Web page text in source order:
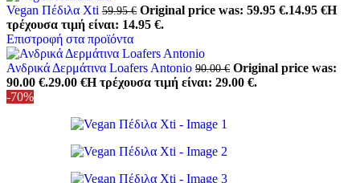
Vegan Πέδιλα Xti 59.95€ Original price was: 59.95 €.14.95 €Η
τρέχουσα τιμή είναι: 14.95 €.
Επιστροφή στα προϊόντα
Ανδρικά Δερμάτινα Loafers Antonio 90.00€ Original price was:
90.00 €.29.00 €Η τρέχουσα τιμή είναι: 29.00 €.
-70%